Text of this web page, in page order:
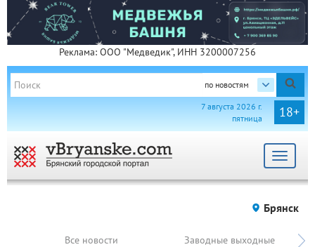
Реклама: ООО "Медведик", ИНН 3200007256
по новостям
18+
7 августа 2026 г.
пятница
Toggle
Брянск
Все новости Заводные выходные